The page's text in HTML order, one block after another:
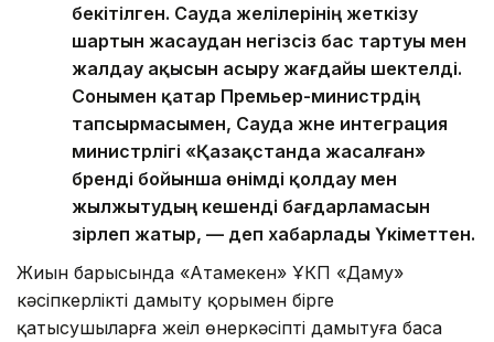
бекітілген. Сауда желілерінің жеткізу
шартын жасаудан негізсіз бас тартуы мен
жалдау ақысын асыру жағдайы шектелді.
Сонымен қатар Премьер-министрдің
тапсырмасымен, Сауда және интеграция
министрлігі «Қазақстанда жасалған»
бренді бойынша өнімді қолдау мен
жылжытудың кешенді бағдарламасын
әзірлеп жатыр, — деп хабарлады Үкіметтен.
Жиын барысында «Атамекен» ҰКП «Даму»
кәсіпкерлікті дамыту қорымен бірге
қатысушыларға жеңіл өнеркәсіпті дамытуға баса